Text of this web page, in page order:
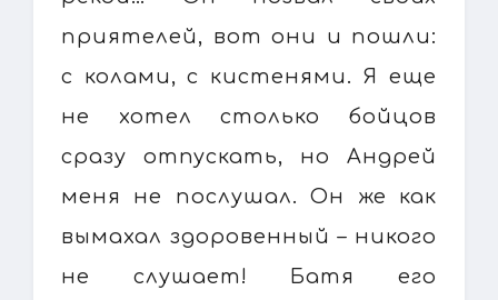
приятелей, вот они и пошли:
с колами, с кистенями. Я еще
не хотел столько бойцов
сразу отпускать, но Андрей
меня не послушал. Он же как
вымахал здоровенный – никого
не слушает! Батя его